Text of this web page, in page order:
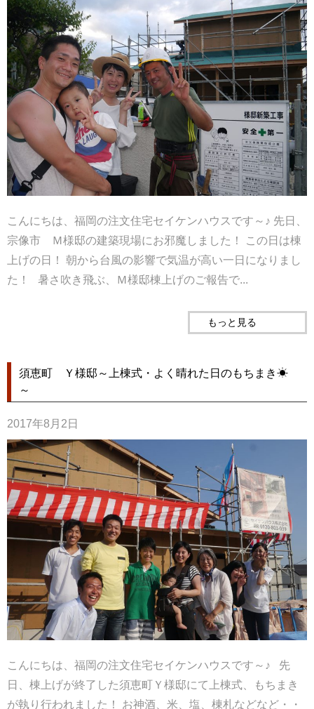
こんにちは、福岡の注文住宅セイケンハウスです～♪ 先日、
宗像市 Ｍ様邸の建築現場にお邪魔しました！ この日は棟
上げの日！ 朝から台風の影響で気温が高い一日になりまし
た！ 暑さ吹き飛ぶ、Ｍ様邸棟上げのご報告で...
もっと見る
須恵町 Ｙ様邸～上棟式・よく晴れた日のもちまき☀
～
2017年8月2日
こんにちは、福岡の注文住宅セイケンハウスです～♪ 先
日、棟上げが終了した須恵町Ｙ様邸にて上棟式、もちまき
が執り行われました！ お神酒、米、塩、棟札などなど・・